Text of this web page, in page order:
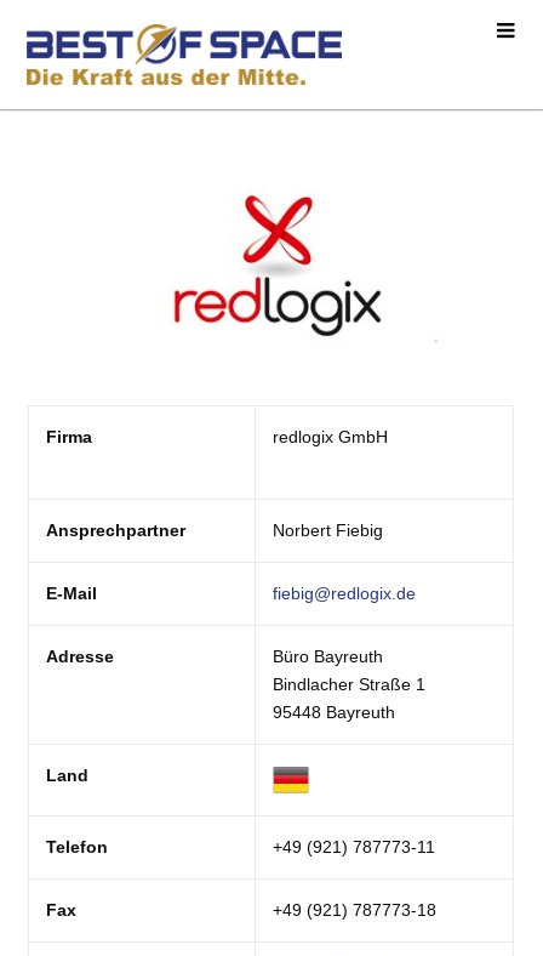
Firma redlogix GmbH
Ansprechpartner Norbert Fiebig
E-Mail fiebig@redlogix.de
Adresse
Büro Bayreuth
Bindlacher Straße 1
95448 Bayreuth
Land
Telefon +49 (921) 787773-11
Fax +49 (921) 787773-18